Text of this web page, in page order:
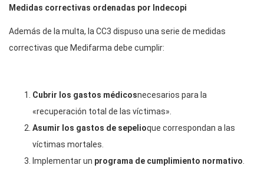
Medidas correctivas ordenadas por Indecopi
Además de la multa, la CC3 dispuso una serie de medidas
correctivas que Medifarma debe cumplir:
Cubrir los gastos médicosnecesarios para la
«recuperación total de las víctimas».
Asumir los gastos de sepelioque correspondan a las
víctimas mortales.
Implementar un programa de cumplimiento normativo.